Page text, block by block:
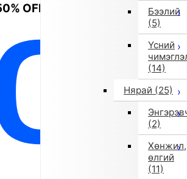
Бээлий
(5)
Үсний
(14)
Нярай (25)
(2)
Хөнжил,
өлгий
(11)
OFF Tokyo fashion